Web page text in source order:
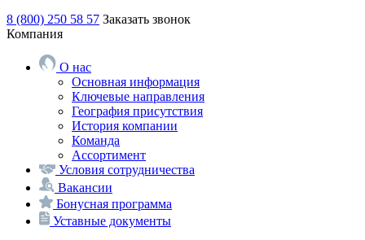
8 (800) 250 58 57 Заказать звонок
Компания
О нас
Основная информация
Ключевые направления
География присутствия
История компании
Команда
Ассортимент
Условия сотрудничества
Вакансии
Бонусная программа
Уставные документы